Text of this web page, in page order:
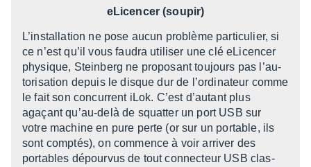
eLicen­cer (soupir)
L’ins­tal­la­tion ne pose aucun problème parti­cu­lier, si
ce n’est qu’il vous faudra utili­ser une clé eLicen­cer
physique, Stein­berg ne propo­sant toujours pas l’au­
to­ri­sa­tion depuis le disque dur de l’or­di­na­teur comme
le fait son concur­rent iLok. C’est d’au­tant plus
agaçant qu’au-delà de squat­ter un port USB sur
votre machine en pure perte (or sur un portable, ils
sont comp­tés), on commence à voir arri­ver des
portables dépour­vus de tout connec­teur USB clas­